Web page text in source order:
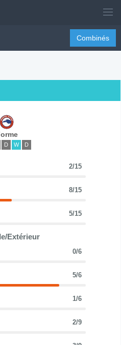
Combinés
D W D
2/15
8/15
5/15
Extérieur
0/6
5/6
1/6
2/9